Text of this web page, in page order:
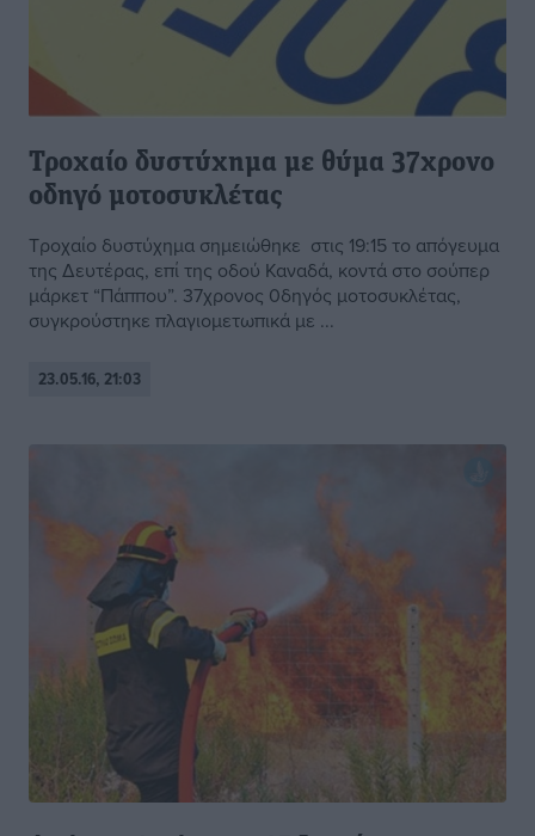
Τροχαίο δυστύχημα με θύμα 37χρονο
οδηγό μοτοσυκλέτας
Τροχαίο δυστύχημα σημειώθηκε στις 19:15 το απόγευμα
της Δευτέρας, επί της οδού Καναδά, κοντά στο σούπερ
μάρκετ “Πάππου”. 37χρονος 0δηγός μοτοσυκλέτας,
συγκρούστηκε πλαγιομετωπικά με ...
23.05.16, 21:03